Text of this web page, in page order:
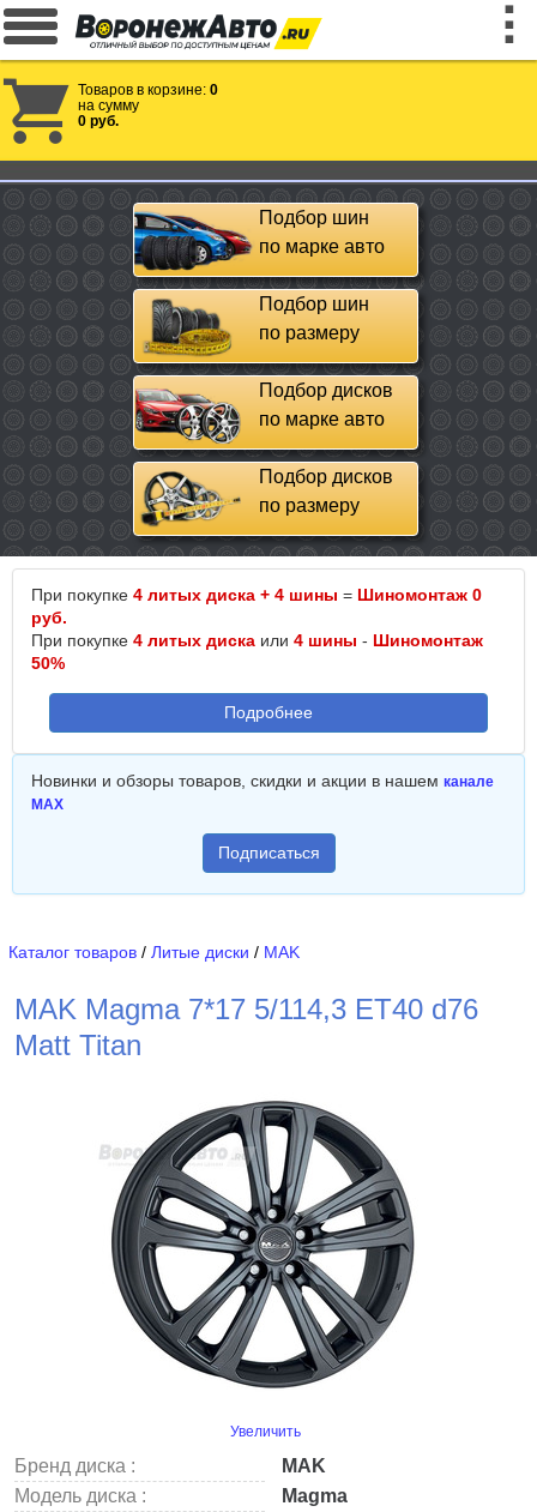
Товаров в корзине: 0
на сумму
0 руб.
Подбор шин
по марке авто
Подбор шин
по размеру
Подбор дисков
по марке авто
Подбор дисков
по размеру
При покупке 4 литых диска + 4 шины = Шиномонтаж 0
руб.
При покупке 4 литых диска или 4 шины - Шиномонтаж
50%
Подробнее
Новинки и обзоры товаров, скидки и акции в нашем канале
MAX
Подписаться
Каталог товаров / Литые диски / MAK
MAK Magma 7*17 5/114,3 ET40 d76
Matt Titan
Увеличить
Бренд диска :
MAK
Модель диска :
Magma